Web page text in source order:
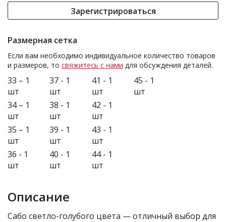
Зарегистрироваться
Размерная сетка
Если вам необходимо индивидуальное количество товаров
и размеров, то свяжитесь с нами для обсуждения деталей.
33 – 1
шт
34 – 1
шт
35 – 1
шт
36 - 1
шт
37 - 1
шт
38 - 1
шт
39 - 1
шт
40 - 1
шт
41 - 1
шт
42 - 1
шт
43 - 1
шт
44 - 1
шт
45 - 1
шт
Описание
Сабо светло-голубого цвета — отличный выбор для